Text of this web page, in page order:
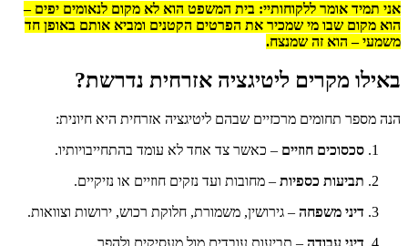
אני תמיד אומר ללקוחותיי: בית המשפט הוא לא מקום לנאומים יפים –
הוא מקום שבו מי שמכיר את הפרטים הקטנים ומביא אותם באופן חד
משמעי – הוא זה שמנצח.
באילו מקרים ליטיגציה אזרחית נדרשת?
הנה מספר תחומים מרכזיים שבהם ליטיגציה אזרחית היא חיונית:
סכסוכים חוזיים – כאשר צד אחד לא עומד בהתחייבויותיו.
תביעות כספיות – מחובות ועד נזקים חוזיים או נזיקיים.
דיני משפחה – גירושין, משמורת, חלוקת רכוש, ירושות וצוואות.